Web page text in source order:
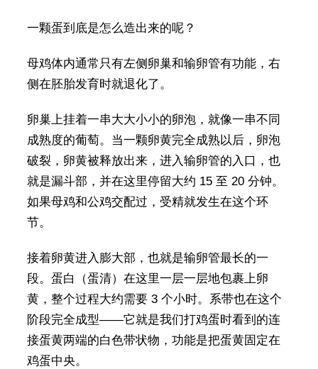
一颗蛋到底是怎么造出来的呢？
母鸡体内通常只有左侧卵巢和输卵管有功能，右
侧在胚胎发育时就退化了。
卵巢上挂着一串大大小小的卵泡，就像一串不同
成熟度的葡萄。当一颗卵黄完全成熟以后，卵泡
破裂，卵黄被释放出来，进入输卵管的入口，也
就是漏斗部，并在这里停留大约 15 至 20 分钟。
如果母鸡和公鸡交配过，受精就发生在这个环
节。
接着卵黄进入膨大部，也就是输卵管最长的一
段。蛋白（蛋清）在这里一层一层地包裹上卵
黄，整个过程大约需要 3 个小时。系带也在这个
阶段完全成型——它就是我们打鸡蛋时看到的连
接蛋黄两端的白色带状物，功能是把蛋黄固定在
鸡蛋中央。